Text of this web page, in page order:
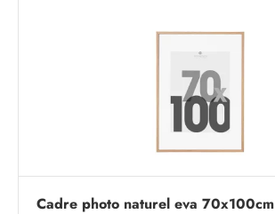
Cadre photo naturel eva 70x100cm